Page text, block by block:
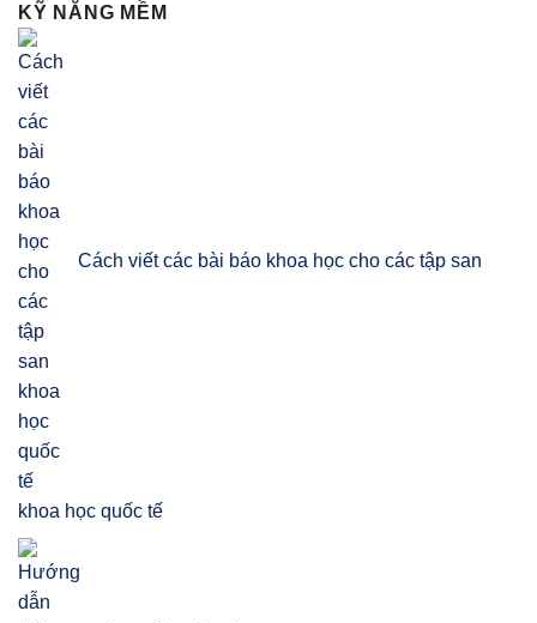
KỸ NĂNG MỀM
Cách viết các bài báo khoa học cho các tập san
khoa học quốc tế